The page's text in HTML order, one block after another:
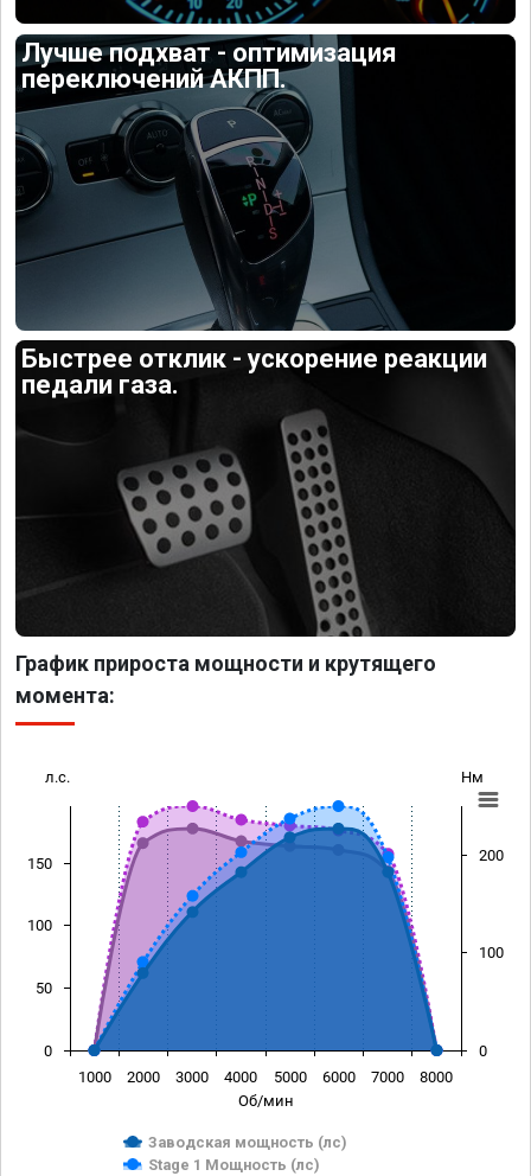
Лучше подхват - оптимизация
переключений АКПП.
Быстрее отклик - ускорение реакции
педали газа.
График прироста мощности и крутящего
момента:
Об/мин
л.с. Нм
Заводская мощность (лс)
Stage 1 Мощность (лс)
1000 2000 3000 4000 5000 6000 7000 8000
0
50
100
150
0
100
200